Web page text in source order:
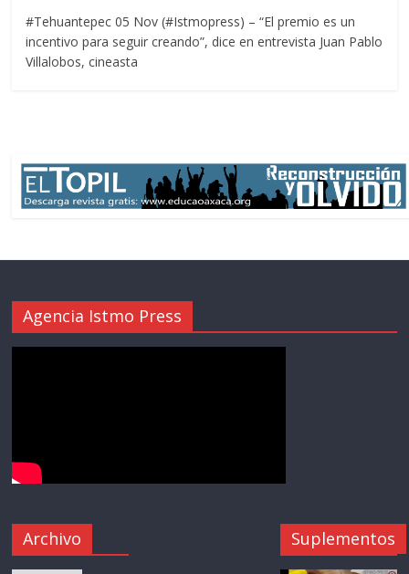
#Tehuantepec 05 Nov (#Istmopress) – “El premio es un
incentivo para seguir creando”, dice en entrevista Juan Pablo
Villalobos, cineasta
Agencia Istmo Press
Archivo Suplementos